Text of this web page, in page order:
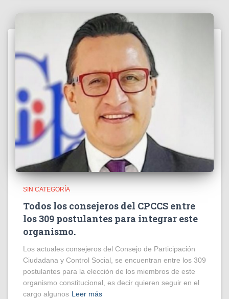
SIN CATEGORÍA
Todos los consejeros del CPCCS entre
los 309 postulantes para integrar este
organismo.
Los actuales consejeros del Consejo de Participación
Ciudadana y Control Social, se encuentran entre los 309
postulantes para la elección de los miembros de este
organismo constitucional, es decir quieren seguir en el
cargo algunos Leer más